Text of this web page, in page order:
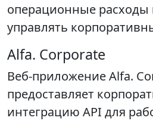
операционные расходы
управлять
Alfa. Corporate
Веб-приложение Alfa.
предоставляет
интеграцию API для